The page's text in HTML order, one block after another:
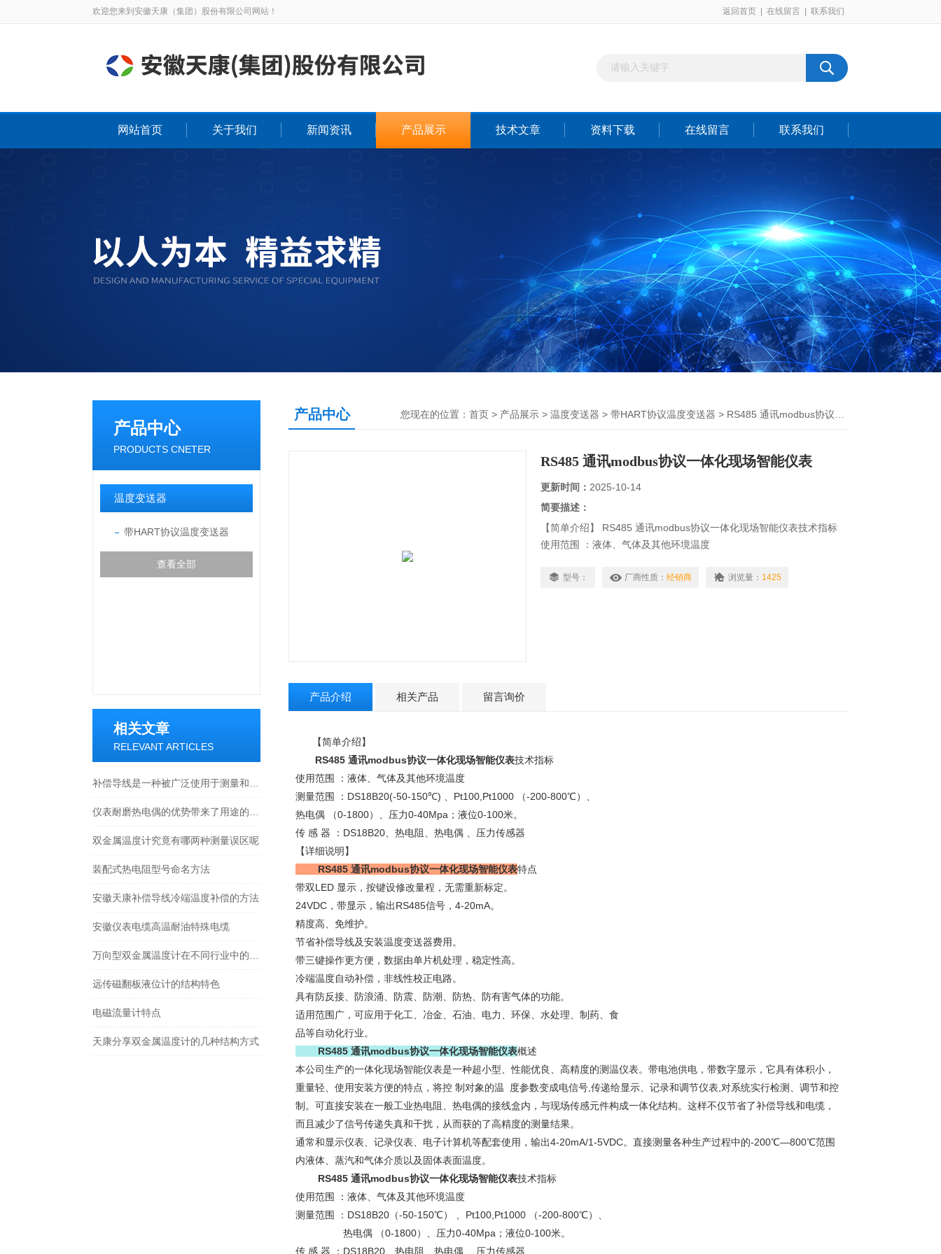
欢迎您来到安徽天康（集团）股份有限公司网站！ 返回首页 在线留言 联系我们
网站首页 关于我们 新闻资讯 产品展示 技术文章 资料下载 在线留言 联系我们
产品中心
PRODUCTS CNETER
温度变送器
带HART协议温度变送器
查看全部
相关文章
RELEVANT ARTICLES
双金属温度计究竟有哪两种测量误区呢
装配式热电阻型号命名方法
安徽天康补偿导线冷端温度补偿的方法
安徽仪表电缆高温耐油特殊电缆
远传磁翻板液位计的结构特色
电磁流量计特点
天康分享双金属温度计的几种结构方式
产品中心 您现在的位置： 首页 > 产品展示 > 温度变送器 > 带HART协议温度变送器 > RS485 通讯modbus协议一体化现场智能仪表
RS485 通讯modbus协议一体化现场智能仪表
更新时间： 2025-10-14
简要描述：
【简单介绍】 RS485 通讯modbus协议一体化现场智能仪表技术指标
使用范围 ：液体、气体及其他环境温度
800℃）、
型号： 厂商性质： 经销商 浏览量： 1425
产品介绍 相关产品 留言询价
【简单介绍】
RS485 通讯modbus协议一体化现场智能仪表技术指标
使用范围 ：液体、气体及其他环境温度
测量范围 ：DS18B20(-50-150℃) 、Pt100,Pt1000 （-200-800℃）、
热电偶 （0-1800）、压力0-40Mpa；液位0-100米。
传 感 器 ：DS18B20、热电阻、热电偶 、压力传感器
【详细说明】
RS485 通讯modbus协议一体化现场智能仪表特点
带双LED 显示，按键设修改量程，无需重新标定。
24VDC，带显示，输出RS485信号，4-20mA。
精度高、免维护。
节省补偿导线及安装温度变送器费用。
带三键操作更方便，数据由单片机处理，稳定性高。
冷端温度自动补偿，非线性校正电路。
具有防反接、防浪涌、防震、防潮、防热、防有害气体的功能。
适用范围广，可应用于化工、冶金、石油、电力、环保、水处理、制药、食
品等自动化行业。
RS485 通讯modbus协议一体化现场智能仪表概述
本公司生产的一体化现场智能仪表是一种超小型、性能优良、高精度的测温仪表。带电池供电，带数字显示，它具有体积小，
重量轻、使用安装方便的特点，将控 制对象的温 度参数变成电信号,传递给显示、记录和调节仪表,对系统实行检测、调节和控
制。可直接安装在一般工业热电阻、热电偶的接线盒内，与现场传感元件构成一体化结构。这样不仅节省了补偿导线和电缆，
而且减少了信号传递失真和干扰，从而获的了高精度的测量结果。
通常和显示仪表、记录仪表、电子计算机等配套使用，输出4-20mA/1-5VDC。直接测量各种生产过程中的-200℃—800℃范围
内液体、蒸汽和气体介质以及固体表面温度。
RS485 通讯modbus协议一体化现场智能仪表技术指标
使用范围 ：液体、气体及其他环境温度
测量范围 ：DS18B20（-50-150℃） 、Pt100,Pt1000 （-200-800℃）、
热电偶 （0-1800）、压力0-40Mpa；液位0-100米。
传 感 器 ：DS18B20、热电阻、热电偶 、压力传感器